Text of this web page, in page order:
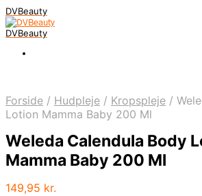
DVBeauty
DVBeauty
Forside / Hudpleje / Kropspleje /
Lotion Mamma Baby 200 Ml
Weleda Calendula Body
Mamma Baby 200 Ml
149,95 kr.